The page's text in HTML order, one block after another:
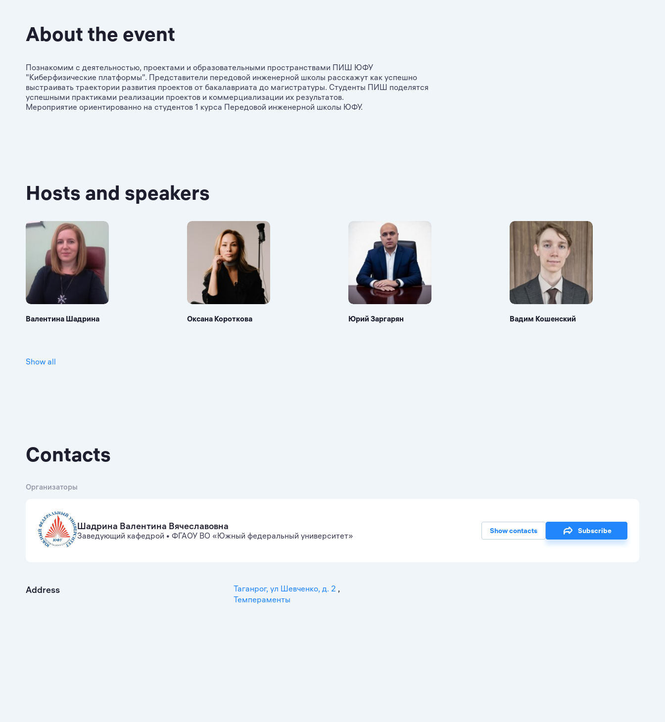
About the event
Познакомим с деятельностью, проектами и образовательными пространствами ПИШ ЮФУ
"Киберфизические платформы". Представители передовой инженерной школы расскажут как успешно
выстраивать траектории развития проектов от бакалавриата до магистратуры. Студенты ПИШ поделятся
успешными практиками реализации проектов и коммерциализации их результатов.
Мероприятие ориентированно на студентов 1 курса Передовой инженерной школы ЮФУ.
Hosts and speakers
Валентина Шадрина Оксана Короткова Юрий Заргарян Вадим Кошенский
Show all
Contacts
Организаторы
Шадрина Валентина Вячеславовна
Заведующий кафедрой • ФГАОУ ВО «Южный федеральный университет» Show contacts Subscribe
Address Таганрог, ул Шевченко, д. 2 ,
Темпераменты